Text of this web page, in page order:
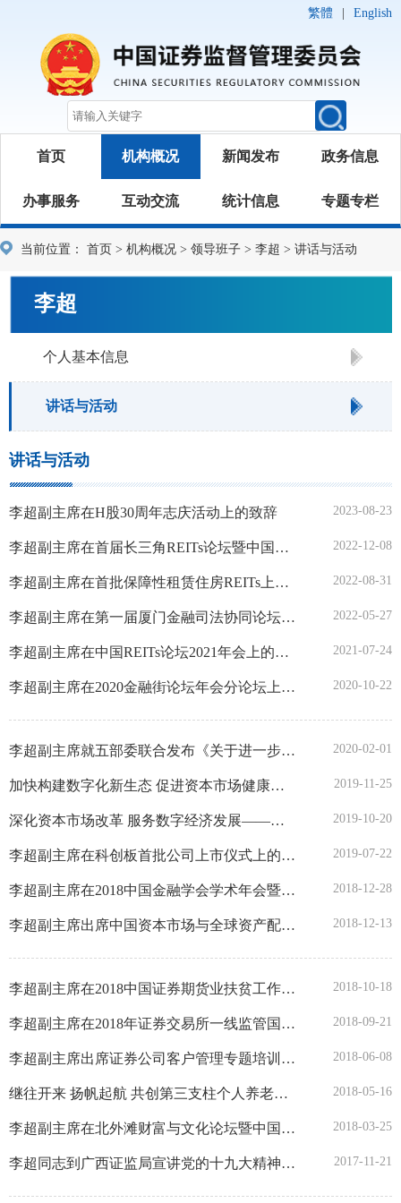
繁體 English
首页 机构概况 新闻发布 政务信息
办事服务 互动交流 统计信息 专题专栏
当前位置： 首页 > 机构概况 > 领导班子 > 李超 > 讲话与活动
李超
个人基本信息
讲话与活动
讲话与活动
李超副主席在H股30周年志庆活动上的致辞 2023-08-23
李超副主席在首届长三角REITs论坛暨中国REITs论坛2022年会上的视频致辞 2022-12-08
李超副主席在首批保障性租赁住房REITs上市仪式的致辞 2022-08-31
李超副主席在第一届厦门金融司法协同论坛上的致辞 2022-05-27
李超副主席在中国REITs论坛2021年会上的致辞 2021-07-24
李超副主席在2020金融街论坛年会分论坛上的致辞 2020-10-22
李超副主席就五部委联合发布《关于进一步强化金融支持防控新型冠状病毒感染肺炎疫情的通知》答记者问 2020-02-01
加快构建数字化新生态 促进资本市场健康发展——李超副主席在2019年深交所技术大会上的致辞 2019-11-25
深化资本市场改革 服务数字经济发展——李超副主席在第六届世界互联网大会资本市场助力数字经济创新发展论坛上的致辞 2019-10-20
李超副主席在科创板首批公司上市仪式上的致辞 2019-07-22
李超副主席在2018中国金融学会学术年会暨中国金融论坛年会上的致辞 2018-12-28
李超副主席出席中国资本市场与全球资产配置座谈会 2018-12-13
李超副主席在2018中国证券期货业扶贫工作交流大会上的致辞 2018-10-18
李超副主席在2018年证券交易所一线监管国际研讨会上的致辞 2018-09-21
李超副主席出席证券公司客户管理专题培训开班仪式 2018-06-08
继往开来 扬帆起航 共创第三支柱个人养老金发展的新时代——李超副主席在福州养老论坛上的讲话 2018-05-16
李超副主席在北外滩财富与文化论坛暨中国基金业20周年纪念活动上的致辞 2018-03-25
李超同志到广西证监局宣讲党的十九大精神并调研督导学习贯彻情况 2017-11-21